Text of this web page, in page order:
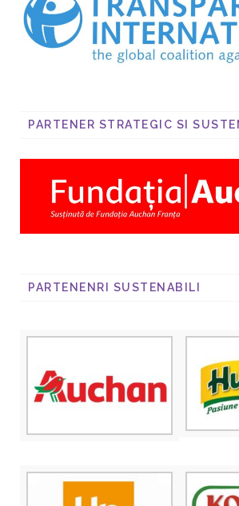
PARTENER STRATEGIC SI
PARTENENRI SUSTENABILI